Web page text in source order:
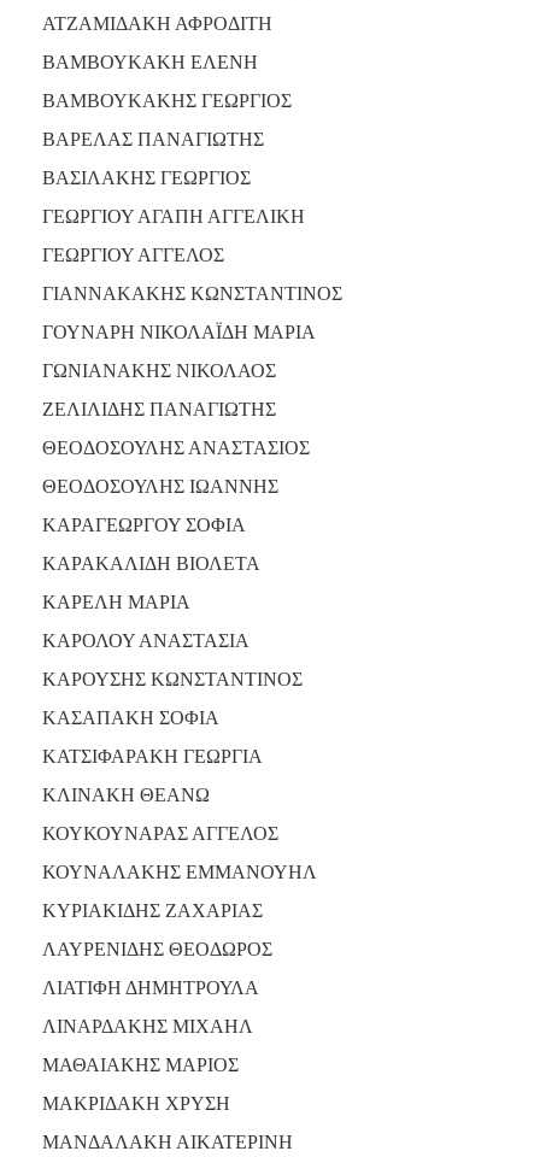
ΑΤΖΑΜΙΔΑΚΗ ΑΦΡΟΔΙΤΗ
ΒΑΜΒΟΥΚΑΚΗ ΕΛΕΝΗ
ΒΑΜΒΟΥΚΑΚΗΣ ΓΕΩΡΓΙΟΣ
ΒΑΡΕΛΑΣ ΠΑΝΑΓΙΩΤΗΣ
ΒΑΣΙΛΑΚΗΣ ΓΕΩΡΓΙΟΣ
ΓΕΩΡΓΙΟΥ ΑΓΑΠΗ ΑΓΓΕΛΙΚΗ
ΓΕΩΡΓΙΟΥ ΑΓΓΕΛΟΣ
ΓΙΑΝΝΑΚΑΚΗΣ ΚΩΝΣΤΑΝΤΙΝΟΣ
ΓΟΥΝΑΡΗ ΝΙΚΟΛΑΪΔΗ ΜΑΡΙΑ
ΓΩΝΙΑΝΑΚΗΣ ΝΙΚΟΛΑΟΣ
ΖΕΛΙΛΙΔΗΣ ΠΑΝΑΓΙΩΤΗΣ
ΘΕΟΔΟΣΟΥΛΗΣ ΑΝΑΣΤΑΣΙΟΣ
ΘΕΟΔΟΣΟΥΛΗΣ ΙΩΑΝΝΗΣ
ΚΑΡΑΓΕΩΡΓΟΥ ΣΟΦΙΑ
ΚΑΡΑΚΑΛΙΔΗ ΒΙΟΛΕΤΑ
ΚΑΡΕΛΗ ΜΑΡΙΑ
ΚΑΡΟΛΟΥ ΑΝΑΣΤΑΣΙΑ
ΚΑΡΟΥΣΗΣ ΚΩΝΣΤΑΝΤΙΝΟΣ
ΚΑΣΑΠΑΚΗ ΣΟΦΙΑ
ΚΑΤΣΙΦΑΡΑΚΗ ΓΕΩΡΓΙΑ
ΚΛΙΝΑΚΗ ΘΕΑΝΩ
ΚΟΥΚΟΥΝΑΡΑΣ ΑΓΓΕΛΟΣ
ΚΟΥΝΑΛΑΚΗΣ ΕΜΜΑΝΟΥΗΛ
ΚΥΡΙΑΚΙΔΗΣ ΖΑΧΑΡΙΑΣ
ΛΑΥΡΕΝΙΔΗΣ ΘΕΟΔΩΡΟΣ
ΛΙΑΤΙΦΗ ΔΗΜΗΤΡΟΥΛΑ
ΛΙΝΑΡΔΑΚΗΣ ΜΙΧΑΗΛ
ΜΑΘΑΙΑΚΗΣ ΜΑΡΙΟΣ
ΜΑΚΡΙΔΑΚΗ ΧΡΥΣΗ
ΜΑΝΔΑΛΑΚΗ ΑΙΚΑΤΕΡΙΝΗ